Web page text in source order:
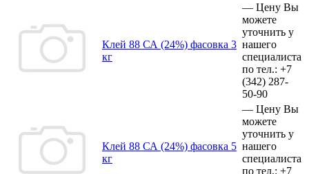
Клей 88 СА (24%) фасовка 3
кг
— Цену Вы
можете
уточнить у
нашего
специалиста
по тел.: +7
(342) 287-
50-90
Клей 88 СА (24%) фасовка 5
кг
— Цену Вы
можете
уточнить у
нашего
специалиста
по тел.: +7